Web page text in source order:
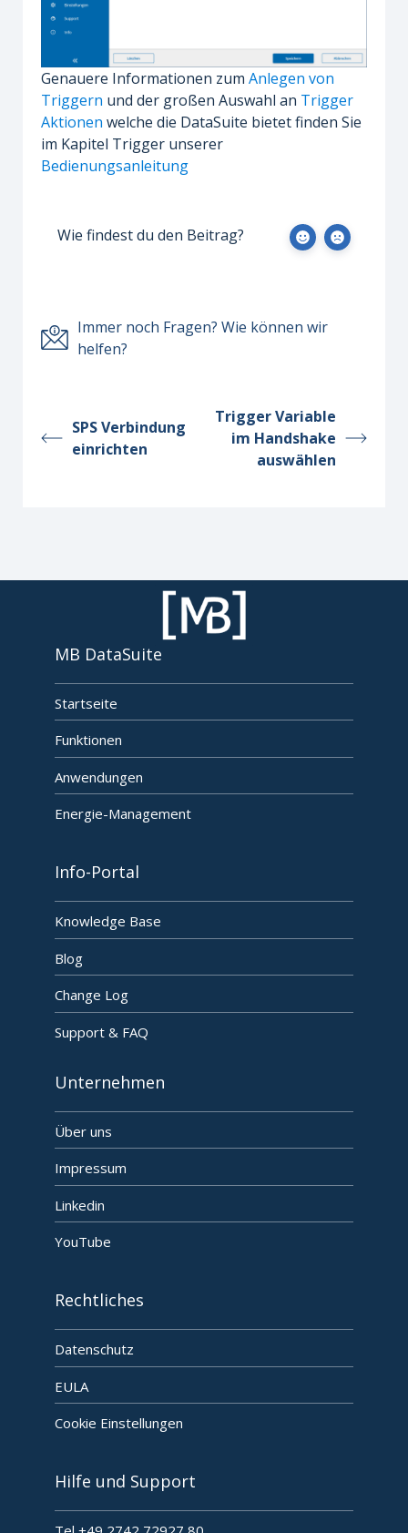
Genauere Informationen zum Anlegen von
Triggern und der großen Auswahl an Trigger
Aktionen welche die DataSuite bietet finden Sie
im Kapitel Trigger unserer
Bedienungsanleitung
Wie findest du den Beitrag?
Immer noch Fragen? Wie können wir
helfen?
SPS Verbindung
einrichten
Trigger Variable
im Handshake
auswählen
MB DataSuite
Startseite
Funktionen
Anwendungen
Energie-Management
Info-Portal
Knowledge Base
Blog
Change Log
Support & FAQ
Unternehmen
Über uns
Impressum
Linkedin
YouTube
Rechtliches
Datenschutz
EULA
Cookie Einstellungen
Hilfe und Support